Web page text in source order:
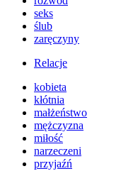
seks
ślub
zaręczyny
Relacje
kobieta
kłótnia
małżeństwo
mężczyzna
miłość
narzeczeni
przyjaźń